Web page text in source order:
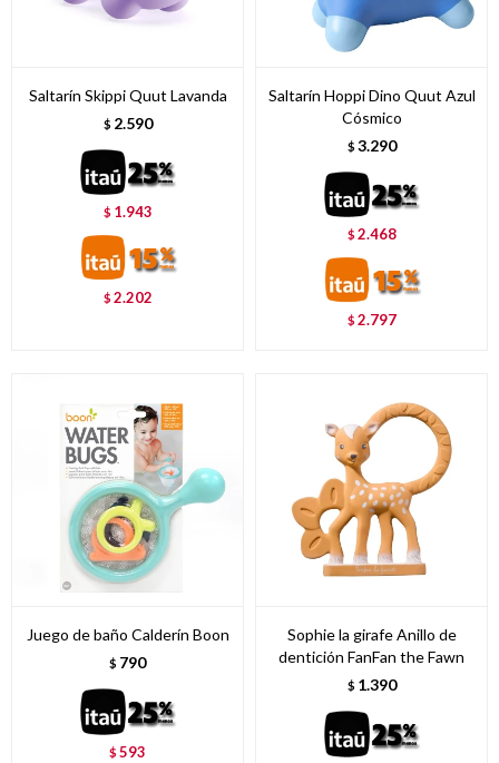
Saltarín Skippi Quut Lavanda
$ 2.590
$ 1.943
$2.202
Saltarín Hoppi Dino Quut Azul
Cósmico
$ 3.290
$2.468
$2.797
Juego de baño Calderín Boon
$ 790
$593
Sophie la girafe Anillo de
dentición FanFan the Fawn
$ 1.390